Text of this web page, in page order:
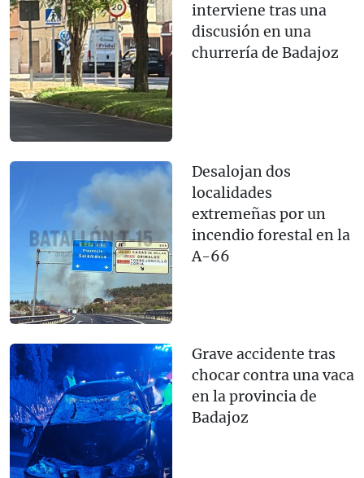
interviene tras una
discusión en una
churrería de Badajoz
Desalojan dos
localidades
extremeñas por un
incendio forestal en la
A-66
Grave accidente tras
chocar contra una vaca
en la provincia de
Badajoz